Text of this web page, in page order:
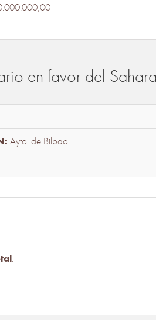
en favor del
Ayto. de Bilbao
: